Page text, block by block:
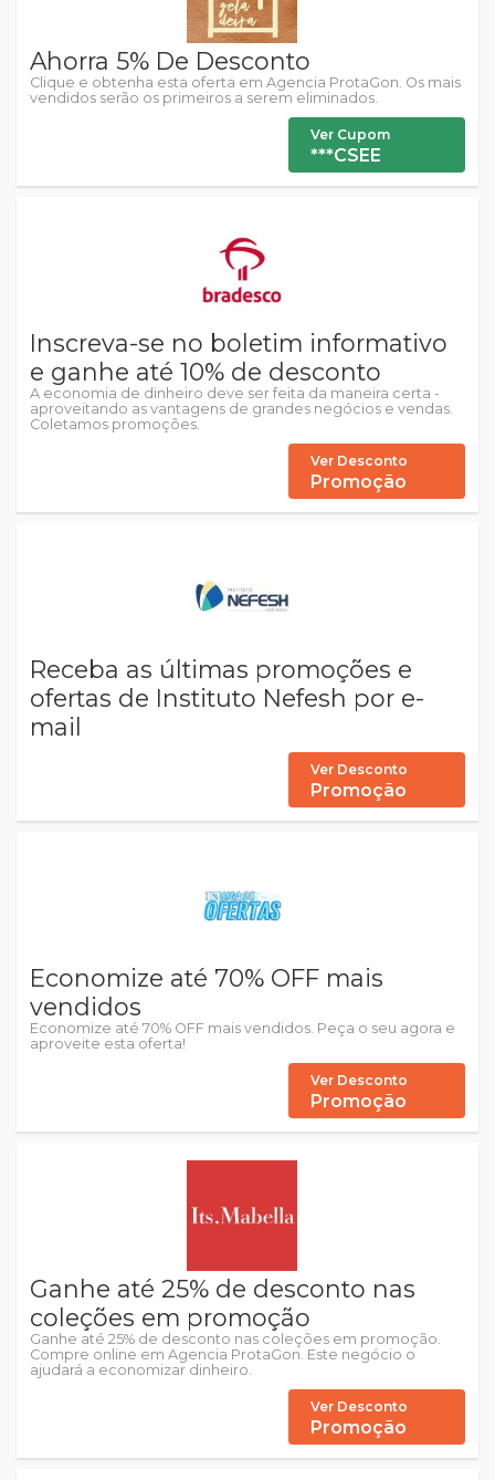
Ahorra 5% De Desconto
Clique e obtenha esta oferta em Agencia ProtaGon. Os mais
vendidos serão os primeiros a serem eliminados.
Ver Cupom
***CSEE
Inscreva-se no boletim informativo
e ganhe até 10% de desconto
A economia de dinheiro deve ser feita da maneira certa -
aproveitando as vantagens de grandes negócios e vendas.
Coletamos promoções.
Ver Desconto
Promoção
Receba as últimas promoções e
ofertas de Instituto Nefesh por e-
mail
Ver Desconto
Promoção
Economize até 70% OFF mais
vendidos
Economize até 70% OFF mais vendidos. Peça o seu agora e
aproveite esta oferta!
Ver Desconto
Promoção
Ganhe até 25% de desconto nas
coleções em promoção
Ganhe até 25% de desconto nas coleções em promoção.
Compre online em Agencia ProtaGon. Este negócio o
ajudará a economizar dinheiro.
Ver Desconto
Promoção